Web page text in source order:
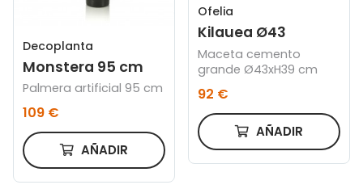
Decoplanta
Monstera 95 cm
Palmera artificial 95 cm
109 €
AÑADIR
Ofelia
Kilauea Ø43
Maceta cemento
grande Ø43xH39 cm
92 €
AÑADIR